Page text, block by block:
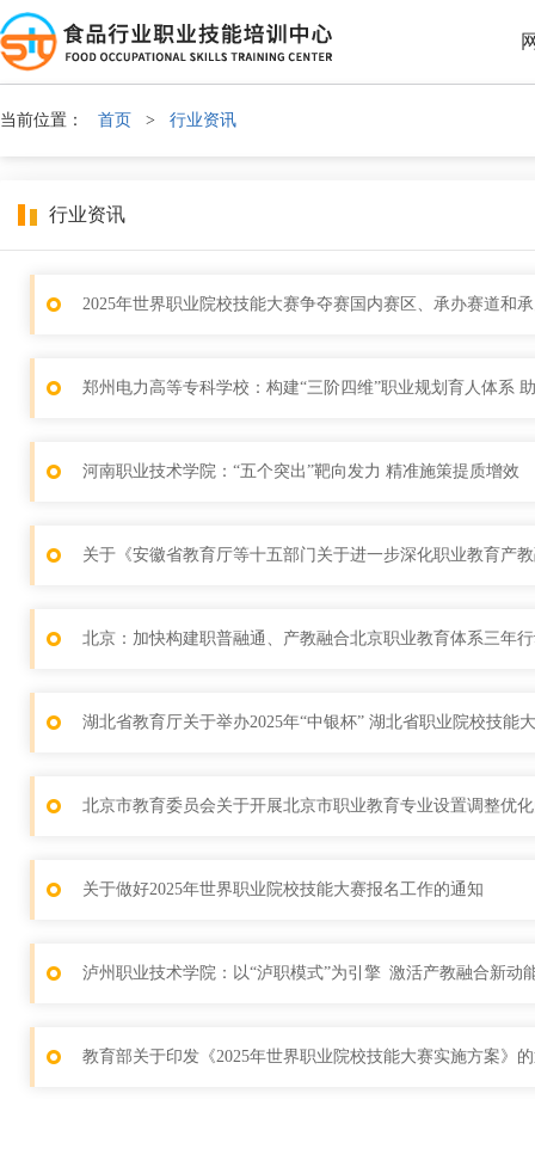
当前位置： 首页 > 行业资讯
行业资讯
2025年世界职业院校技能大赛争夺赛国内赛区、承办赛道和
郑州电力高等专科学校：构建“三阶四维”职业规划育人体系
河南职业技术学院：“五个突出”靶向发力 精准施策提质增效
关于《安徽省教育厅等十五部门关于进一步深化职业教育产
北京：加快构建职普融通、产教融合北京职业教育体系三年
湖北省教育厅关于举办2025年“中银杯” 湖北省职业院校技能
北京市教育委员会关于开展北京市职业教育专业设置调整优
关于做好2025年世界职业院校技能大赛报名工作的通知
泸州职业技术学院：以“泸职模式”为引擎 激活产教融合新动
教育部关于印发《2025年世界职业院校技能大赛实施方案》